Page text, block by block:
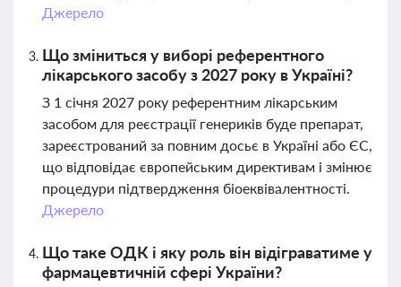
Джерело
Що зміниться у виборі референтного
лікарського засобу з 2027 року в Україні?
З 1 січня 2027 року референтним лікарським
засобом для реєстрації генериків буде препарат,
зареєстрований за повним досьє в Україні або ЄС,
що відповідає європейським директивам і змінює
процедури підтвердження біоеквівалентності.
Джерело
Що таке ОДК і яку роль він відіграватиме у
фармацевтичній сфері України?